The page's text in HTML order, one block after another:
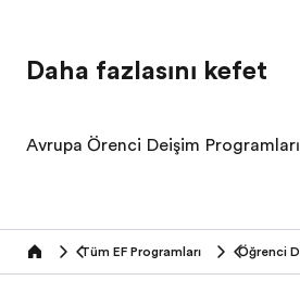
Daha fazlasını keşfet
Avrupa Öğrenci Değişim Programları
home Tüm EF Programları